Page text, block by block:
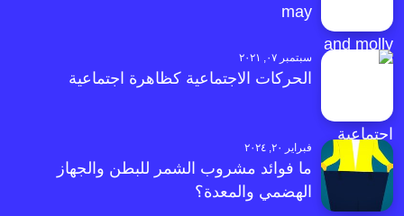
may
سبتمبر ٠٧, ٢٠٢١
الحركات الاجتماعية كظاهرة اجتماعية
فبراير ٢٠, ٢٠٢٤
ما فوائد مشروب الشمر للبطن والجهاز
الهضمي والمعدة؟